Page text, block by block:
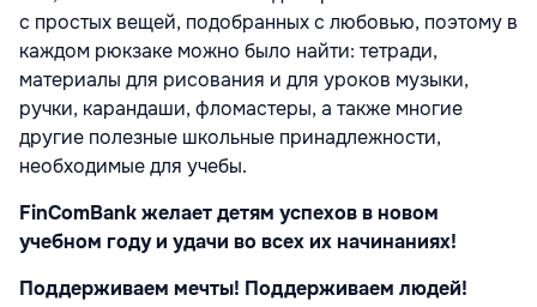
с простых вещей, подобранных с любовью, поэтому в
каждом рюкзаке можно было найти: тетради,
материалы для рисования и для уроков музыки,
ручки, карандаши, фломастеры, а также многие
другие полезные школьные принадлежности,
необходимые для учебы.
FinComBank желает детям успехов в новом
учебном году и удачи во всех их начинаниях!
Поддерживаем мечты! Поддерживаем людей!